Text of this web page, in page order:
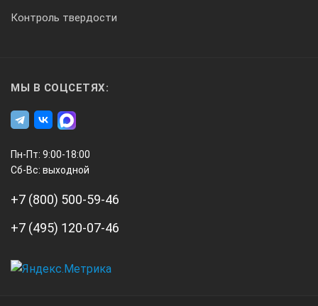
Контроль твердости
МЫ В СОЦСЕТЯХ:
Пн-Пт: 9:00-18:00
Сб-Вс: выходной
+7 (800) 500-59-46
+7 (495) 120-07-46